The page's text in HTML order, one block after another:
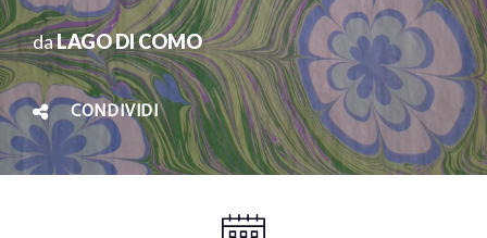
daLAGO DI COMO
CONDIVIDI